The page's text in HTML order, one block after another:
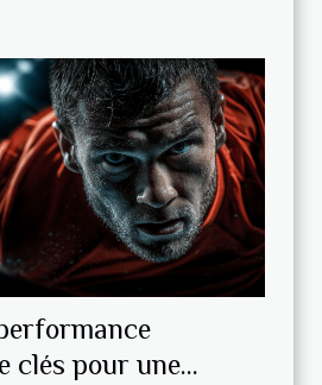
clés pour une